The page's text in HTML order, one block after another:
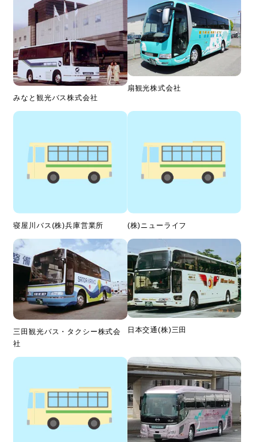
みなと観光バス株式会社
扇観光株式会社
寝屋川バス(株)兵庫営業所 (株)ニューライフ
三田観光バス・タクシー株式会
社
日本交通(株)三田